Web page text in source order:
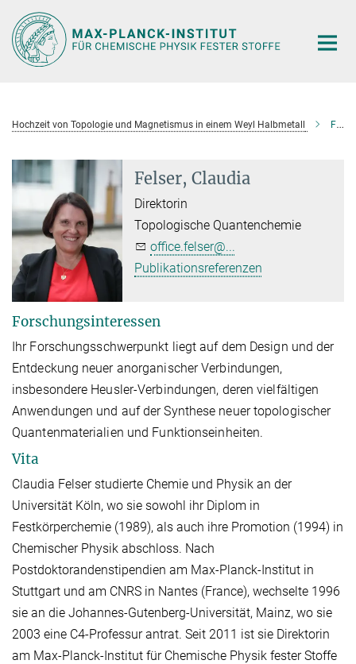
Hauptinhalt
Hochzeit von Topologie und Magnetismus in einem Weyl Halbmetall Felser, Claudia
Felser, Claudia
Direktorin
Topologische Quantenchemie
office.felser@...
Publikationsreferenzen
Forschungsinteressen
Ihr Forschungsschwerpunkt liegt auf dem Design und der
Entdeckung neuer anorganischer Verbindungen,
insbesondere Heusler-Verbindungen, deren vielfältigen
Anwendungen und auf der Synthese neuer topologischer
Quantenmaterialien und Funktionseinheiten.
Vita
Claudia Felser studierte Chemie und Physik an der
Universität Köln, wo sie sowohl ihr Diplom in
Festkörperchemie (1989), als auch ihre Promotion (1994) in
Chemischer Physik abschloss. Nach
Postdoktorandenstipendien am Max-Planck-Institut in
Stuttgart und am CNRS in Nantes (France), wechselte 1996
sie an die Johannes-Gutenberg-Universität, Mainz, wo sie
2003 eine C4-Professur antrat. Seit 2011 ist sie Direktorin
am Max-Planck-Institut für Chemische Physik fester Stoffe